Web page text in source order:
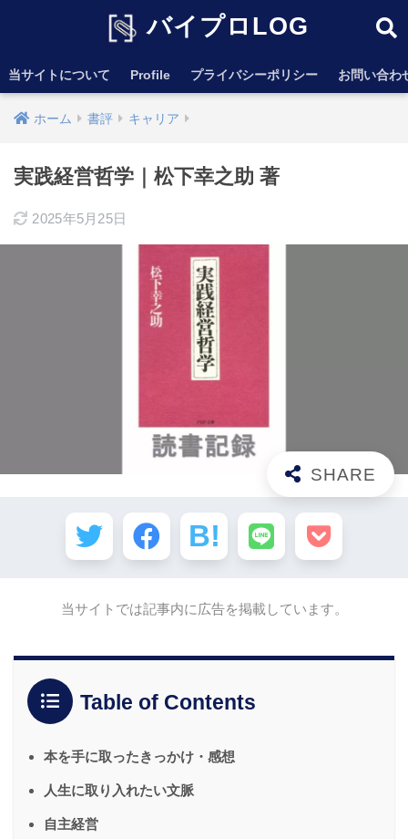
バイプロLOG
当サイトについて Profile プライバシーポリシー お問い合わ
ホーム 書評 キャリア
実践経営哲学｜松下幸之助 著
2025年5月25日
当サイトでは記事内に広告を掲載しています。
Table of Contents
本を手に取ったきっかけ・感想
人生に取り入れたい文脈
自主経営